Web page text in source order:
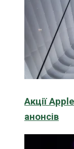
Акції
анонсів